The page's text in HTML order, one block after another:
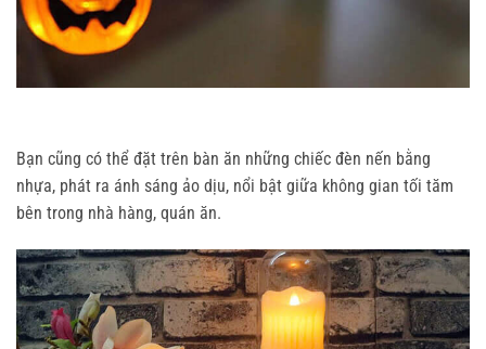
Bạn cũng có thể đặt trên bàn ăn những chiếc đèn nến bằng
nhựa, phát ra ánh sáng ảo dịu, nổi bật giữa không gian tối tăm
bên trong nhà hàng, quán ăn.